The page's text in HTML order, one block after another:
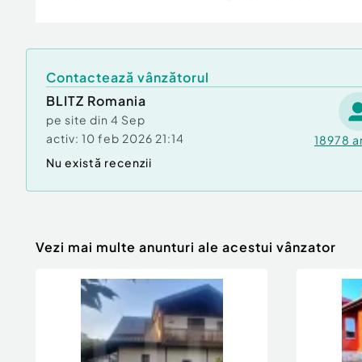
bine proporționate, ideale atât pentru
Avantaje:
Teren generos, ideal pentru grădină, foișor
Zonă liniștită, ferită de trafic intens
Potrivită pentru familie numeroasă sau
Utilități:
Toate utilitățile disponibile
Preț: 200.000 euro (negociabil)
Contactează vânzătorul
BLITZ Romania
pe site din 4 Sep
activ: 10 feb 2026 21:14 18978
Nu există recenzii
Vezi mai multe anunturi ale acestui vânzator